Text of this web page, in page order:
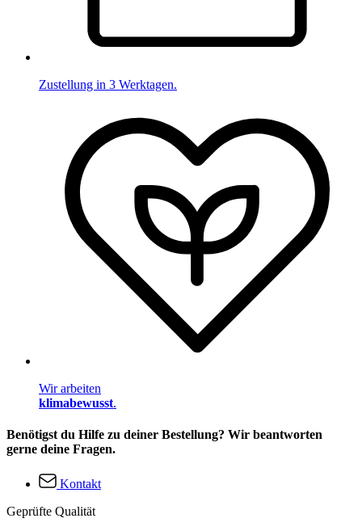
Zustellung in 3 Werktagen.
Wir arbeiten
klimabewusst.
Benötigst du Hilfe zu deiner Bestellung? Wir beantworten
gerne deine Fragen.
Kontakt
Geprüfte Qualität